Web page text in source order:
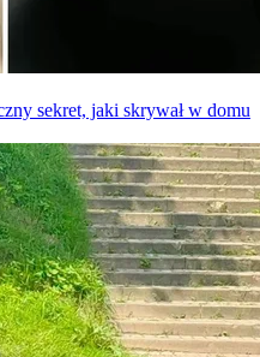
sekret, jaki skrywał w domu